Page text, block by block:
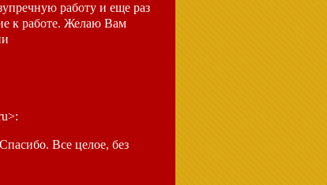
работу и еще раз
к работе. Желаю Вам
Все целое, без